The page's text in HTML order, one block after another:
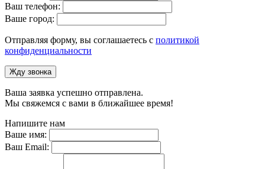
Ваш телефон:
Ваше город:
Отправляя форму, вы соглашаетесь с политикой
конфиденциальности
Жду звонка
Ваша заявка успешно отправлена.
Мы свяжемся с вами в ближайшее время!
Напишите нам
Ваше имя:
Ваш Email: